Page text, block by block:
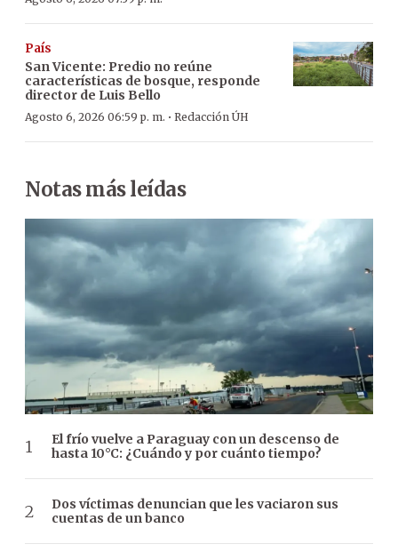
País
San Vicente: Predio no reúne
características de bosque, responde
director de Luis Bello
Agosto 6, 2026 06:59 p. m. · Redacción ÚH
Notas más leídas
El frío vuelve a Paraguay con un descenso de
hasta 10°C: ¿Cuándo y por cuánto tiempo?
Dos víctimas denuncian que les vaciaron sus
cuentas de un banco